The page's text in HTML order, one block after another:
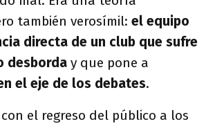
también verosímil: el equipo
directa de un club que sufre
desborda y que pone a
el eje de los debates.
el regreso del público a los